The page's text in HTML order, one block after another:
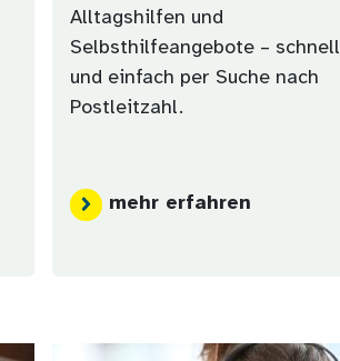
Alltagshilfen und
Selbsthilfeangebote – schnell
und einfach per Suche nach
Postleitzahl.
mehr erfahren